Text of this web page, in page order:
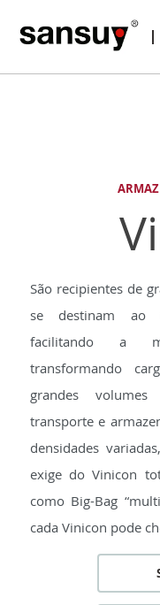
São recipientes de
se destinam ao
facilitando a
transformando
grandes
transporte e
densidades
exige do Vinicon
como Big-Bag
cada Vinicon pode